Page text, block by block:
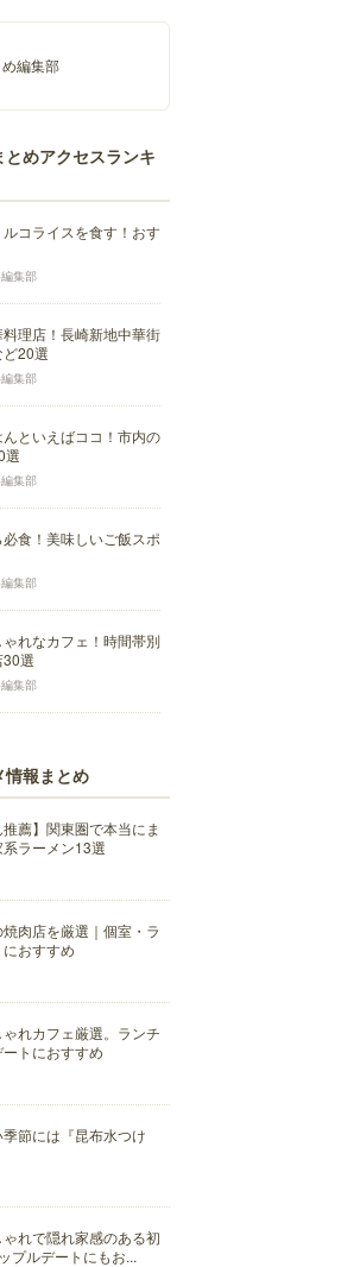
編集部
めアクセスランキ
コライスを食す！おす
集部
理店！長崎新地中華街
20選
集部
といえばココ！市内の
選
集部
食！美味しいご飯スポ
集部
れなカフェ！時間帯別
選
集部
情報まとめ
推薦】関東圏で本当にま
ラーメン13選
肉店を厳選｜個室・ラ
おすすめ
れカフェ厳選。ランチ
トにおすすめ
季節には『昆布水つけ
れで隠れ家感のある初
プルデートにもお...